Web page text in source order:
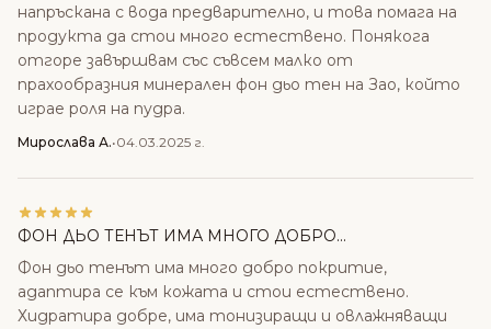
напръскана с вода предварително, и това помага на
продукта да стои много естествено. Понякога
отгоре завършвам със съвсем малко от
прахообразния минерален фон дьо тен на Зао, който
играе роля на пудра.
Мирослава А.•04.03.2025 г.
ФОН ДЬО ТЕНЪТ ИМА МНОГО ДОБРО...
Фон дьо тенът има много добро покритие,
адаптира се към кожата и стои естествено.
Хидратира добре, има тонизиращи и овлажняващи